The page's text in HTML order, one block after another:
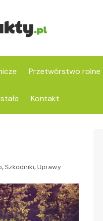
Przetwórstwo rolne
Kontakt
, Szkodniki, Uprawy